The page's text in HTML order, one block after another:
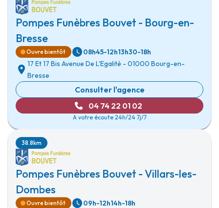
Pompes Funèbres Bouvet - Bourg-en-
Bresse
Ouvre bientôt 08h45-12h13h30-18h
17 Et 17 Bis Avenue De L'Egalité - 01000 Bourg-en-
Bresse
Consulter l'agence
04 74 22 01 02
A votre écoute 24h/24 7j/7
Pompes Funèbres Bouvet - Villars-les-
Dombes
38.8km
Ouvre bientôt 09h-12h14h-18h